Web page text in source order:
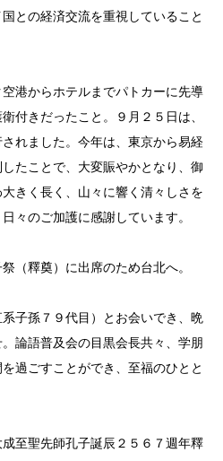
との経済交流を重視していること
港からホテルまでパトカーに先導
付きだったこと。９月２５日は、
れました。今年は、東京から易経
たことで、大変賑やかとなり、御
きく長く、山々に響く清々しさを
々のご加護に感謝しています。
（釋奠）に出席のため台北へ。
子孫７９代目）とお会いでき、晩
論語普及会の目黒会長共々、学朋
過ごすことができ、至福のひとと
至聖先師孔子誕辰２５６７週年釋